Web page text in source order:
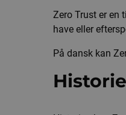
Zero Trust er en
have eller
På dansk kan